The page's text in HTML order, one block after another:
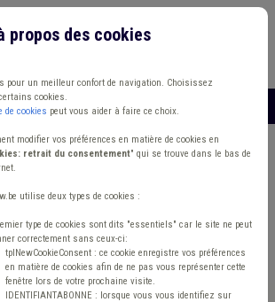
de France : « Pour les
propos des cookies
pour un meilleur confort de navigation. Choisissez
cookies.
de cookies peut vous aider à faire ce choix.
modifier vos préférences en matière de cookies en
retrait du consentement" qui se trouve dans le bas de
utilise deux types de cookies :
type de cookies sont dits "essentiels" car le site ne peut
correctement sans ceux-ci:
tplNewCookieConsent : ce cookie enregistre vos préférences
en matière de cookies afin de ne pas vous représenter cette
fenêtre lors de votre prochaine visite.
IDENTIFIANTABONNE : lorsque vous vous identifiez sur